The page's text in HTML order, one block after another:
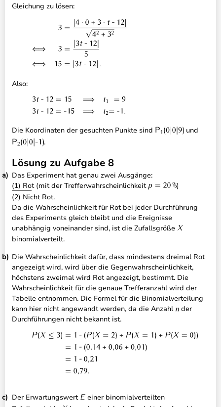
Gleichung zu lösen:
Also:
Die Koordinaten der gesuchten Punkte sind
und
.
Lösung zu Aufgabe 8
Das Experiment hat genau zwei Ausgänge:
(1) Rot (mit der Trefferwahrscheinlichkeit
)
(2) Nicht Rot.
Da die Wahrscheinlichkeit für Rot bei jeder Durchführung
des Experiments gleich bleibt und die Ereignisse
unabhängig voneinander sind, ist die Zufallsgröße
binomialverteilt.
Die Wahrscheinlichkeit dafür, dass mindestens dreimal Rot
angezeigt wird, wird über die Gegenwahrscheinlichkeit,
höchstens zweimal wird Rot angezeigt, bestimmt. Die
Wahrscheinlichkeit für die genaue Trefferanzahl wird der
Tabelle entnommen. Die Formel für die Binomialverteilung
kann hier nicht angewandt werden, da die Anzahl
der
Durchführungen nicht bekannt ist.
Der Erwartungswert
einer binomialverteilten